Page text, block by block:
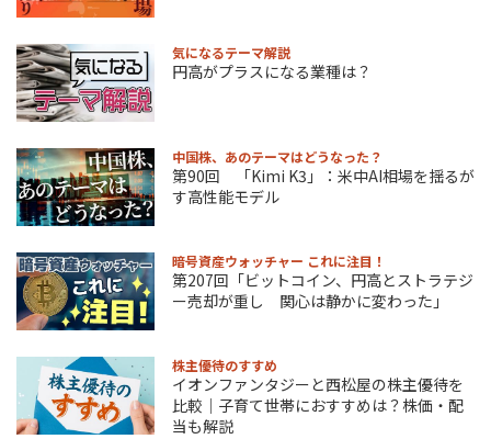
気になるテーマ解説
円高がプラスになる業種は？
中国株、あのテーマはどうなった？
第90回 「Kimi K3」：米中AI相場を揺るが
す高性能モデル
暗号資産ウォッチャー これに注目！
第207回「ビットコイン、円高とストラテジ
ー売却が重し 関心は静かに変わった」
株主優待のすすめ
イオンファンタジーと西松屋の株主優待を
比較｜子育て世帯におすすめは？株価・配
当も解説